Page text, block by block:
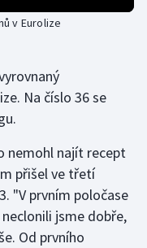
v Eurolize
Na číslo 36 se
nemohl najít recept
přišel ve třetí
"V prvním poločase
jsme dobře,
Od prvního